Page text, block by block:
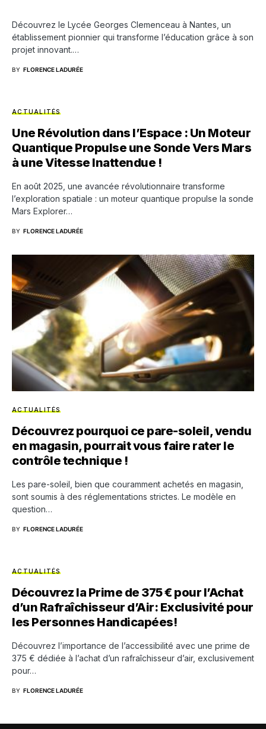
Découvrez le Lycée Georges Clemenceau à Nantes, un
établissement pionnier qui transforme l’éducation grâce à son
projet innovant.…
BY FLORENCE LADURÉE
ACTUALITÉS
Une Révolution dans l’Espace : Un Moteur
Quantique Propulse une Sonde Vers Mars
à une Vitesse Inattendue !
En août 2025, une avancée révolutionnaire transforme
l’exploration spatiale : un moteur quantique propulse la sonde
Mars Explorer…
BY FLORENCE LADURÉE
ACTUALITÉS
Découvrez pourquoi ce pare-soleil, vendu
en magasin, pourrait vous faire rater le
contrôle technique !
Les pare-soleil, bien que couramment achetés en magasin,
sont soumis à des réglementations strictes. Le modèle en
question…
BY FLORENCE LADURÉE
ACTUALITÉS
Découvrez la Prime de 375 € pour l’Achat
d’un Rafraîchisseur d’Air: Exclusivité pour
les Personnes Handicapées!
Découvrez l’importance de l’accessibilité avec une prime de
375 € dédiée à l’achat d’un rafraîchisseur d’air, exclusivement
pour…
BY FLORENCE LADURÉE